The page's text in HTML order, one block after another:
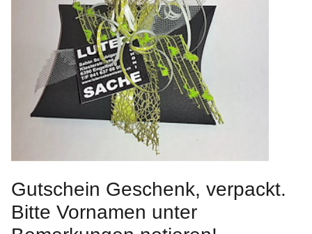
Gutschein Geschenk, verpackt.
Bitte Vornamen unter